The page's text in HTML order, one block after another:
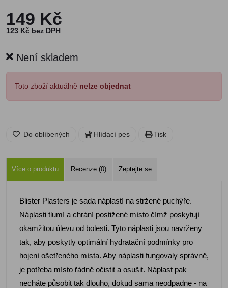
149 Kč
123 Kč bez DPH
Není skladem
Toto zboží aktuálně nelze objednat
Do oblíbených Hlídací pes Tisk
Více o produktu Recenze (0) Zeptejte se
Blister Plasters je sada náplastí na stržené puchýře.
Náplasti tlumí a chrání postižené místo čímž poskytují
okamžitou úlevu od bolesti. Tyto náplasti jsou navrženy
tak, aby poskytly optimální hydratační podmínky pro
hojení ošetřeného místa. Aby náplasti fungovaly správně,
je potřeba místo řádně očistit a osušit. Náplast pak
necháte působit tak dlouho, dokud sama neodpadne - na